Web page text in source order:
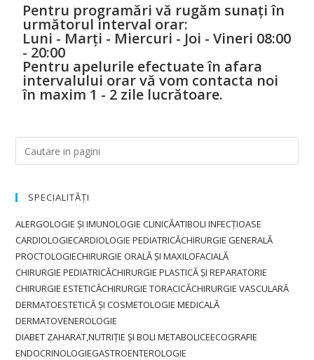
Pentru programări vă rugăm sunați în
următorul interval orar:
Luni - Marți - Miercuri - Joi - Vineri 08:00
- 20:00
Pentru apelurile efectuate în afara
intervalului orar vă vom contacta noi
în maxim 1 - 2 zile lucrătoare.
SPECIALITĂȚI
ALERGOLOGIE ȘI IMUNOLOGIE CLINICĂATIBOLI INFECȚIOASE
CARDIOLOGIECARDIOLOGIE PEDIATRICĂCHIRURGIE GENERALĂ
PROCTOLOGIECHIRURGIE ORALĂ ȘI MAXILOFACIALĂ
CHIRURGIE PEDIATRICĂCHIRURGIE PLASTICĂ ȘI REPARATORIE
CHIRURGIE ESTETICĂCHIRURGIE TORACICĂCHIRURGIE VASCULARĂ
DERMATOESTETICĂ ȘI COSMETOLOGIE MEDICALĂ
DERMATOVENEROLOGIE
DIABET ZAHARAT,NUTRIȚIE ȘI BOLI METABOLICEECOGRAFIE
ENDOCRINOLOGIEGASTROENTEROLOGIE